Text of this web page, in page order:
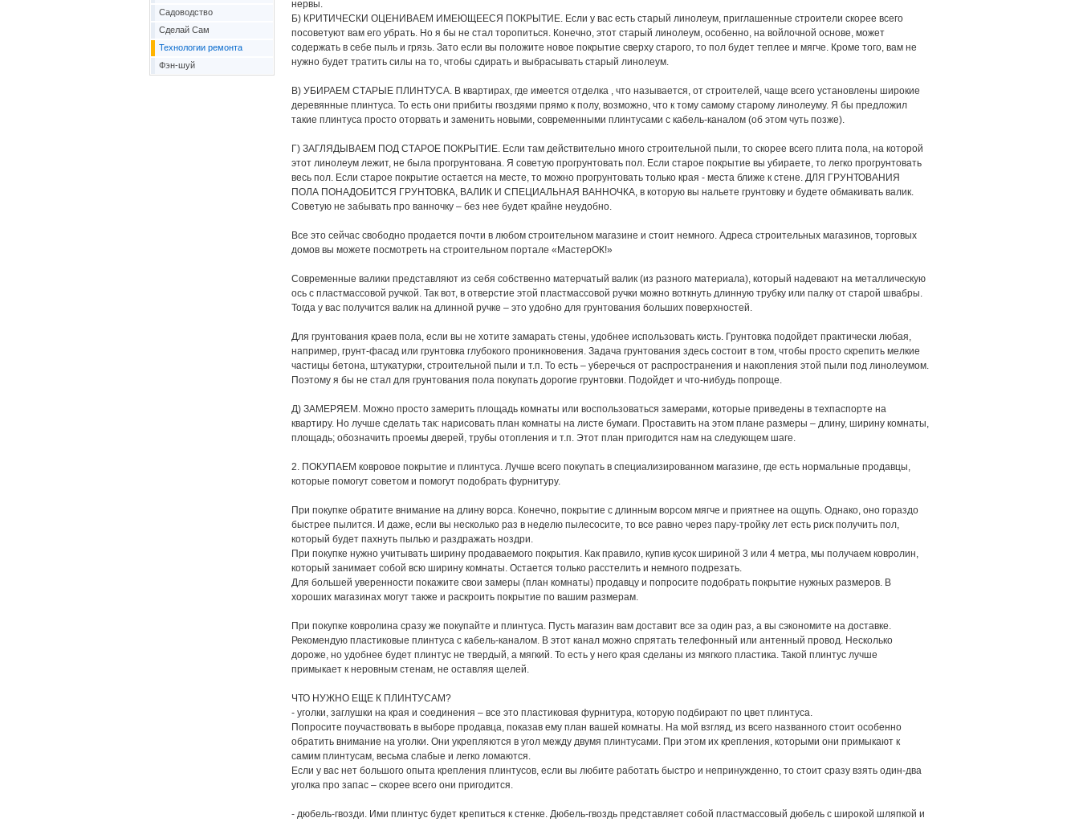
нервы.
Б) КРИТИЧЕСКИ ОЦЕНИВАЕМ ИМЕЮЩЕЕСЯ ПОКРЫТИЕ. Если у вас есть старый линолеум, приглашенные строители скорее всего
посоветуют вам его убрать. Но я бы не стал торопиться. Конечно, этот старый линолеум, особенно, на войлочной основе, может
содержать в себе пыль и грязь. Зато если вы положите новое покрытие сверху старого, то пол будет теплее и мягче. Кроме того, вам не
нужно будет тратить силы на то, чтобы сдирать и выбрасывать старый линолеум.
В) УБИРАЕМ СТАРЫЕ ПЛИНТУСА. В квартирах, где имеется отделка , что называется, от строителей, чаще всего установлены широкие
деревянные плинтуса. То есть они прибиты гвоздями прямо к полу, возможно, что к тому самому старому линолеуму. Я бы предложил
такие плинтуса просто оторвать и заменить новыми, современными плинтусами с кабель-каналом (об этом чуть позже).
Г) ЗАГЛЯДЫВАЕМ ПОД СТАРОЕ ПОКРЫТИЕ. Если там действительно много строительной пыли, то скорее всего плита пола, на которой
этот линолеум лежит, не была прогрунтована. Я советую прогрунтовать пол. Если старое покрытие вы убираете, то легко прогрунтовать
весь пол. Если старое покрытие остается на месте, то можно прогрунтовать только края - места ближе к стене. ДЛЯ ГРУНТОВАНИЯ
ПОЛА ПОНАДОБИТСЯ ГРУНТОВКА, ВАЛИК И СПЕЦИАЛЬНАЯ ВАННОЧКА, в которую вы нальете грунтовку и будете обмакивать валик.
Советую не забывать про ванночку – без нее будет крайне неудобно.
Все это сейчас свободно продается почти в любом строительном магазине и стоит немного. Адреса строительных магазинов, торговых
домов вы можете посмотреть на строительном портале «МастерОК!»
Современные валики представляют из себя собственно матерчатый валик (из разного материала), который надевают на металлическую
ось с пластмассовой ручкой. Так вот, в отверстие этой пластмассовой ручки можно воткнуть длинную трубку или палку от старой швабры.
Тогда у вас получится валик на длинной ручке – это удобно для грунтования больших поверхностей.
Для грунтования краев пола, если вы не хотите замарать стены, удобнее использовать кисть. Грунтовка подойдет практически любая,
например, грунт-фасад или грунтовка глубокого проникновения. Задача грунтования здесь состоит в том, чтобы просто скрепить мелкие
частицы бетона, штукатурки, строительной пыли и т.п. То есть – уберечься от распространения и накопления этой пыли под линолеумом.
Поэтому я бы не стал для грунтования пола покупать дорогие грунтовки. Подойдет и что-нибудь попроще.
Д) ЗАМЕРЯЕМ. Можно просто замерить площадь комнаты или воспользоваться замерами, которые приведены в техпаспорте на
квартиру. Но лучше сделать так: нарисовать план комнаты на листе бумаги. Проставить на этом плане размеры – длину, ширину комнаты,
площадь; обозначить проемы дверей, трубы отопления и т.п. Этот план пригодится нам на следующем шаге.
2. ПОКУПАЕМ ковровое покрытие и плинтуса. Лучше всего покупать в специализированном магазине, где есть нормальные продавцы,
которые помогут советом и помогут подобрать фурнитуру.
При покупке обратите внимание на длину ворса. Конечно, покрытие с длинным ворсом мягче и приятнее на ощупь. Однако, оно гораздо
быстрее пылится. И даже, если вы несколько раз в неделю пылесосите, то все равно через пару-тройку лет есть риск получить пол,
который будет пахнуть пылью и раздражать ноздри.
При покупке нужно учитывать ширину продаваемого покрытия. Как правило, купив кусок шириной 3 или 4 метра, мы получаем ковролин,
который занимает собой всю ширину комнаты. Остается только расстелить и немного подрезать.
Для большей уверенности покажите свои замеры (план комнаты) продавцу и попросите подобрать покрытие нужных размеров. В
хороших магазинах могут также и раскроить покрытие по вашим размерам.
При покупке ковролина сразу же покупайте и плинтуса. Пусть магазин вам доставит все за один раз, а вы сэкономите на доставке.
Рекомендую пластиковые плинтуса с кабель-каналом. В этот канал можно спрятать телефонный или антенный провод. Несколько
дороже, но удобнее будет плинтус не твердый, а мягкий. То есть у него края сделаны из мягкого пластика. Такой плинтус лучше
примыкает к неровным стенам, не оставляя щелей.
ЧТО НУЖНО ЕЩЕ К ПЛИНТУСАМ?
- уголки, заглушки на края и соединения – все это пластиковая фурнитура, которую подбирают по цвет плинтуса.
Попросите поучаствовать в выборе продавца, показав ему план вашей комнаты. На мой взгляд, из всего названного стоит особенно
обратить внимание на уголки. Они укрепляются в угол между двумя плинтусами. При этом их крепления, которыми они примыкают к
самим плинтусам, весьма слабые и легко ломаются.
Если у вас нет большого опыта крепления плинтусов, если вы любите работать быстро и непринужденно, то стоит сразу взять один-два
уголка про запас – скорее всего они пригодится.
- дюбель-гвозди. Ими плинтус будет крепиться к стенке. Дюбель-гвоздь представляет собой пластмассовый дюбель с широкой шляпкой и
Садоводство
Сделай Сам
Технологии ремонта
Фэн-шуй